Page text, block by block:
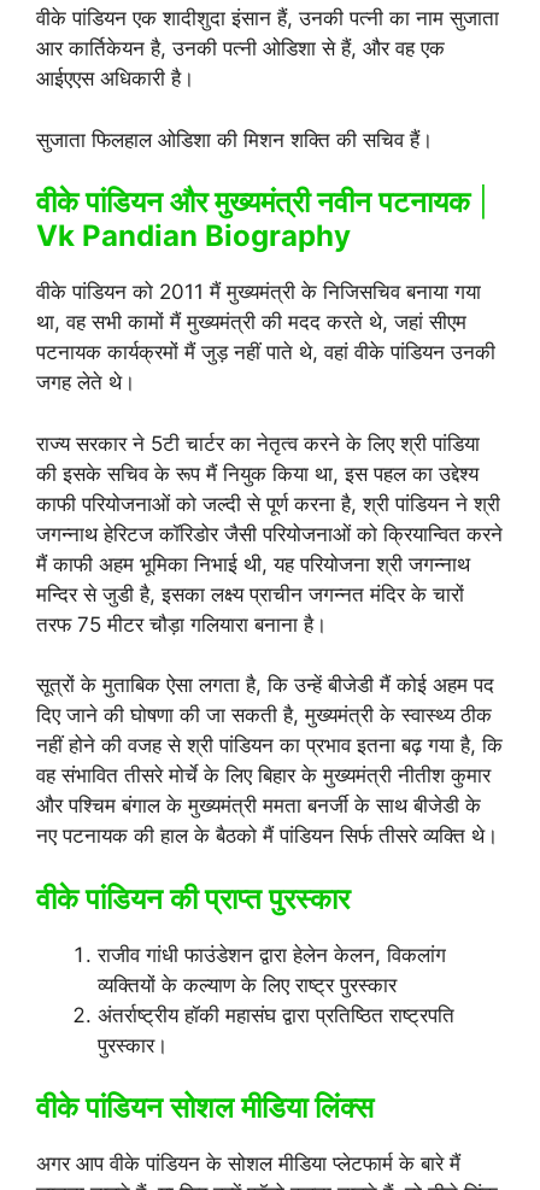
वीके पांडियन एक शादीशुदा इंसान हैं, उनकी पत्नी का नाम सुजाता
आर कार्तिकेयन है, उनकी पत्नी ओडिशा से हैं, और वह एक
आईएएस अधिकारी है।
सुजाता फिलहाल ओडिशा की मिशन शक्ति की सचिव हैं।
वीके पांडियन और मुख्यमंत्री नवीन पटनायक|
Vk Pandian Biography
वीके पांडियन को 2011 मैं मुख्यमंत्री के निजिसचिव बनाया गया
था, वह सभी कामों मैं मुख्यमंत्री की मदद करते थे, जहां सीएम
पटनायक कार्यक्रमों मैं जुड़ नहीं पाते थे, वहां वीके पांडियन उनकी
जगह लेते थे।
राज्य सरकार ने 5टी चार्टर का नेतृत्व करने के लिए श्री पांडिया
की इसके सचिव के रूप मैं नियुक किया था, इस पहल का उद्देश्य
काफी परियोजनाओं को जल्दी से पूर्ण करना है, श्री पांडियन ने श्री
जगन्नाथ हेरिटज कॉरिडोर जैसी परियोजनाओं को क्रियान्वित करने
मैं काफी अहम भूमिका निभाई थी, यह परियोजना श्री जगन्नाथ
मन्दिर से जुडी है, इसका लक्ष्य प्राचीन जगन्नत मंदिर के चारों
तरफ 75 मीटर चौड़ा गलियारा बनाना है।
सूत्रों के मुताबिक ऐसा लगता है, कि उन्हें बीजेडी मैं कोई अहम पद
दिए जाने की घोषणा की जा सकती है, मुख्यमंत्री के स्वास्थ्य ठीक
नहीं होने की वजह से श्री पांडियन का प्रभाव इतना बढ़ गया है, कि
वह संभावित तीसरे मोर्चे के लिए बिहार के मुख्यमंत्री नीतीश कुमार
और पश्चिम बंगाल के मुख्यमंत्री ममता बनर्जी के साथ बीजेडी के
नए पटनायक की हाल के बैठको मैं पांडियन सिर्फ तीसरे व्यक्ति थे।
वीके पांडियन की प्राप्त पुरस्कार
राजीव गांधी फाउंडेशन द्वारा हेलेन केलन, विकलांग
व्यक्तियों के कल्याण के लिए राष्ट्र पुरस्कार
अंतर्राष्ट्रीय हॉकी महासंघ द्वारा प्रतिष्ठित राष्ट्रपति
पुरस्कार।
वीके पांडियन सोशल मीडिया लिंक्स
अगर आप वीके पांडियन के सोशल मीडिया प्लेटफार्म के बारे मैं